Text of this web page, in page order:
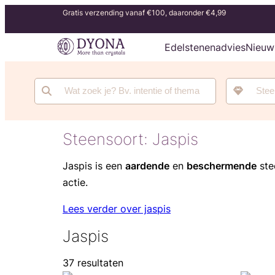
Gratis verzending vanaf €100, daaronder €4,99
EdelstenenadviesNieuw
Steensoort: Jaspis
Jaspis is een aardende en beschermende
actie.
Lees verder over jaspis
Jaspis
37 resultaten